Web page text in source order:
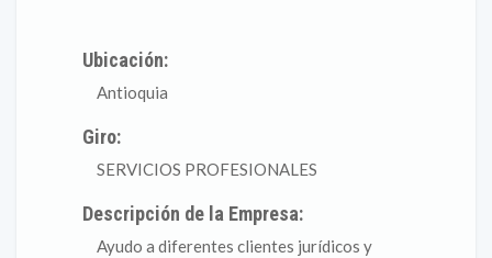
Ubicación:
Antioquia
Giro:
SERVICIOS PROFESIONALES
Descripción de la Empresa:
Ayudo a diferentes clientes jurídicos y